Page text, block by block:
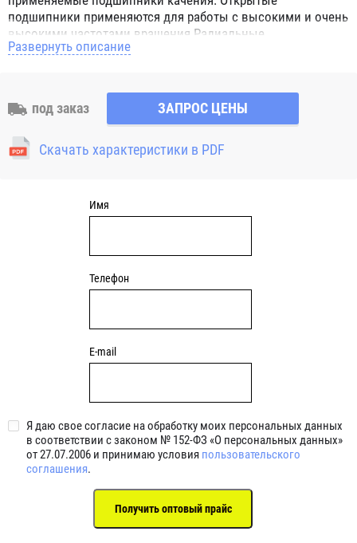
подшипники применяются для работы с высокими и очень
высокими частотами вращения.Радиальные
шарикоподшипники обозначением 2Z ZZ с обеих сторон
обозначением 2RS 2RS1 2RSH 2RSR имеют с обеих сторон
контактные уплотнения из бутадиен-нитрильного каучука
(NBR) и пригодны для средних частот вращения. Также
поставляются подшипники с бесконтактными
Развернуть описание
под заказ ЗАПРОС ЦЕНЫ
Скачать характеристики в PDF
Имя
Телефон
E-mail
Я даю свое согласие на обработку моих персональных данных
в соответствии с законом № 152-ФЗ «О персональных данных»
от 27.07.2006 и принимаю условия пользовательского
соглашения.